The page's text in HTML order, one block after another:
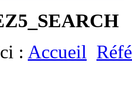
: Accueil